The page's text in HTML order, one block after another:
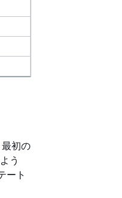
初の
う
ート